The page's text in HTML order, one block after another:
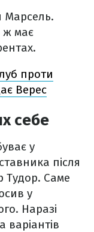
Марсель.
ж має
проти
Верес
себе
у
після
Тудор. Саме
у
Наразі
варіантів